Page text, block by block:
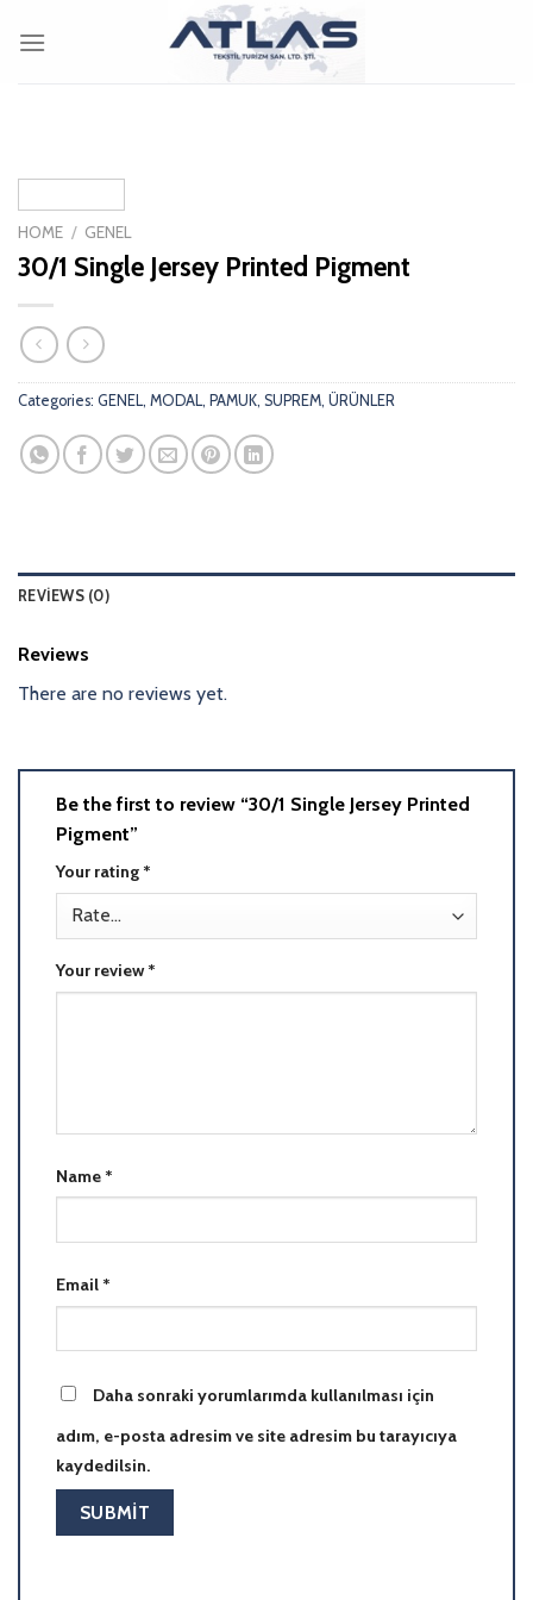
HOME / GENEL
30/1 Single Jersey Printed Pigment
Categories: GENEL, MODAL, PAMUK, SUPREM, ÜRÜNLER
REVIEWS (0)
Reviews
There are no reviews yet.
Be the first to review “30/1 Single Jersey Printed
Pigment”
Your rating *
Your review*
Name *
Email *
Daha sonraki yorumlarımda kullanılması için
adım, e-posta adresim ve site adresim bu tarayıcıya
kaydedilsin.